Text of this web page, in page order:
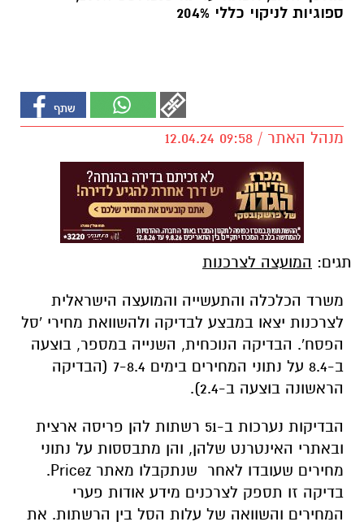
ספוגיות לניקוי כללי 204%
מנהל האתר / 09:58 12.04.24
תגים: המועצה לצרכנות
משרד הכלכלה והתעשייה והמועצה הישראלית
לצרכנות יצאו במבצע לבדיקה ולהשוואת מחירי 'סל
הפסח'. הבדיקה הנוכחית, השנייה במספר, בוצעה
ב-8.4 על נתוני המחירים בימים 7-8.4 (הבדיקה
הראשונה בוצעה ב-2.4).
הבדיקות נערכות ב-51 רשתות להן פריסה ארצית
ובאתרי האינטרנט שלהן, והן מתבססות על נתוני
מחירים שעובדו לאחר שנתקבלו מאתר Pricez.
בדיקה זו תספק לצרכנים מידע אודות פערי
המחירים והשוואה של עלות הסל בין הרשתות. את